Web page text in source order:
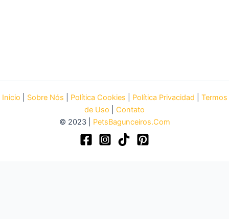
Inicio Sobre Nós Política Cookies Política Privacidad
Termos
de Uso
Contato
© 2023 | PetsBagunceiros.Com